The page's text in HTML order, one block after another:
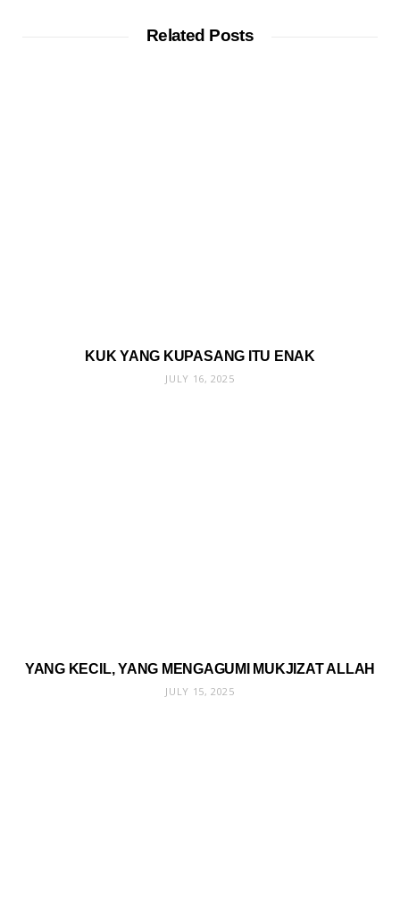
Related Posts
KUK YANG KUPASANG ITU ENAK
JULY 16, 2025
YANG KECIL, YANG MENGAGUMI MUKJIZAT ALLAH
JULY 15, 2025